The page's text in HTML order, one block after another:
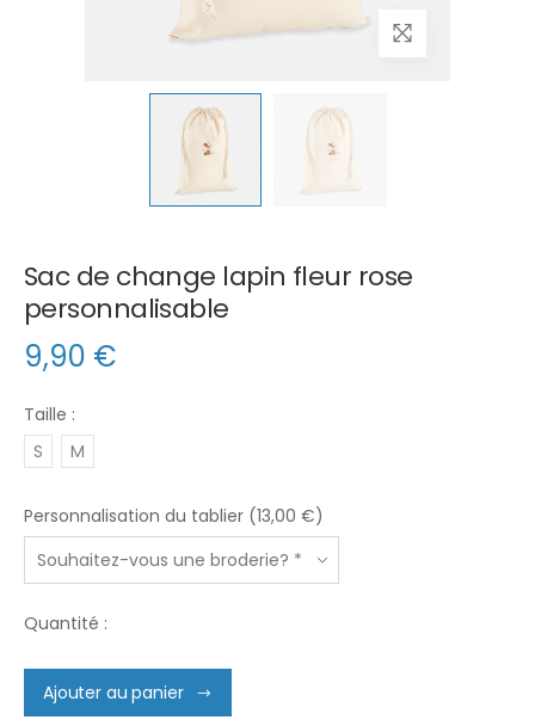
Sac de change lapin fleur rose
personnalisable
9,90 €
Taille :
S
M
Personnalisation du tablier (13,00 €)
Quantité :
Ajouter au panier